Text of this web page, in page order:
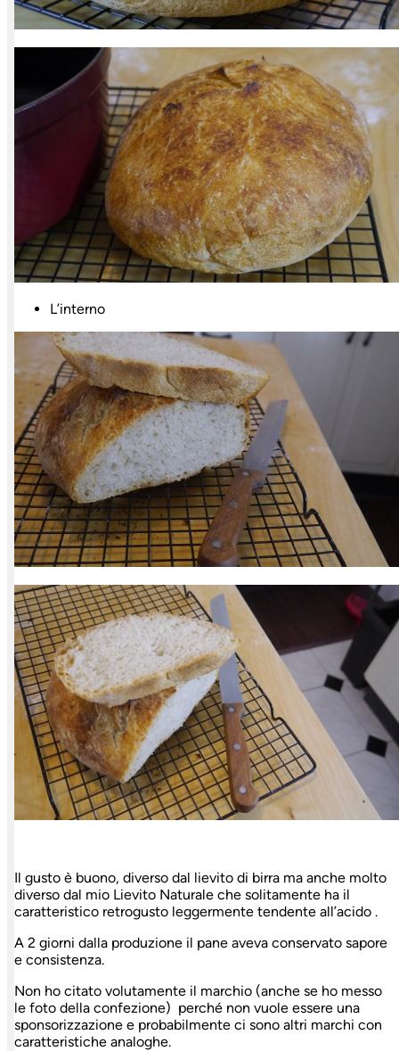
L’interno
Il gusto è buono, diverso dal lievito di birra ma anche molto
diverso dal mio Lievito Naturale che solitamente ha il
caratteristico retrogusto leggermente tendente all’acido .
A 2 giorni dalla produzione il pane aveva conservato sapore
e consistenza.
Non ho citato volutamente il marchio (anche se ho messo
le foto della confezione) perché non vuole essere una
sponsorizzazione e probabilmente ci sono altri marchi con
caratteristiche analoghe.